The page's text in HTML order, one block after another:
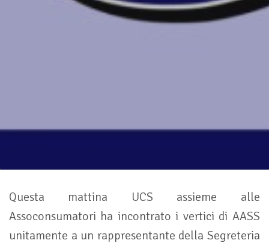
Questa mattina UCS assieme alle
Assoconsumatori ha incontrato i vertici di AASS
unitamente a un rappresentante della Segreteria